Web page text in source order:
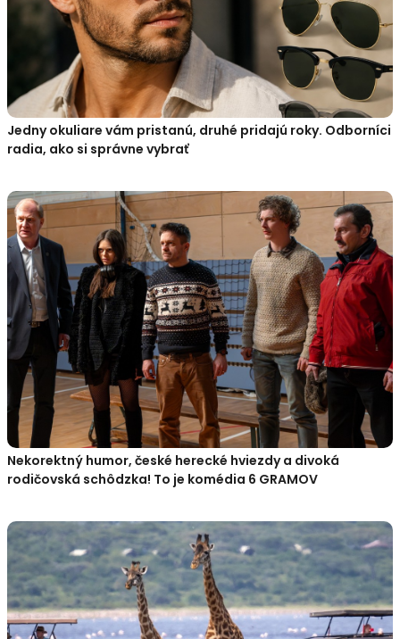
Jedny okuliare vám pristanú, druhé pridajú roky. Odborníci
radia, ako si správne vybrať
Nekorektný humor, české herecké hviezdy a divoká
rodičovská schôdzka! To je komédia 6 GRAMOV